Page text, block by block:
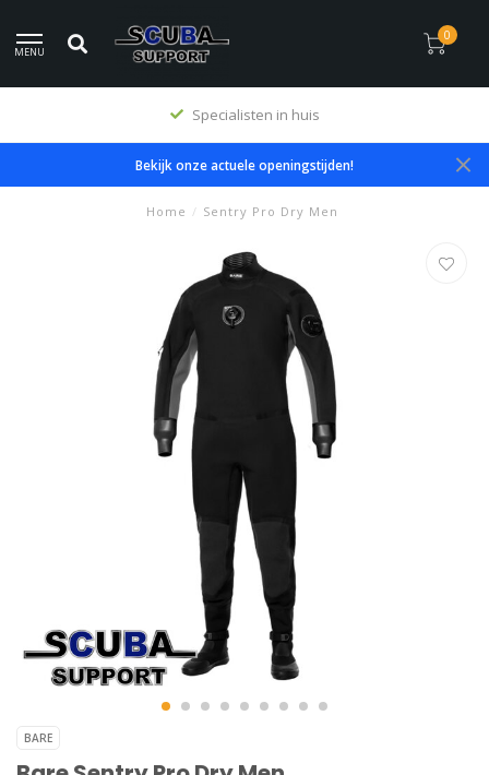
MENU
0
Specialisten in huis
Bekijk onze actuele openingstijden!
Home / Sentry Pro Dry Men
BARE